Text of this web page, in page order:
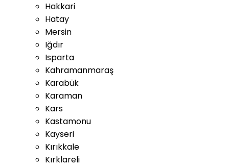
Hakkari
Hatay
Mersin
Iğdır
Isparta
Kahramanmaraş
Karabük
Karaman
Kars
Kastamonu
Kayseri
Kırıkkale
Kırklareli